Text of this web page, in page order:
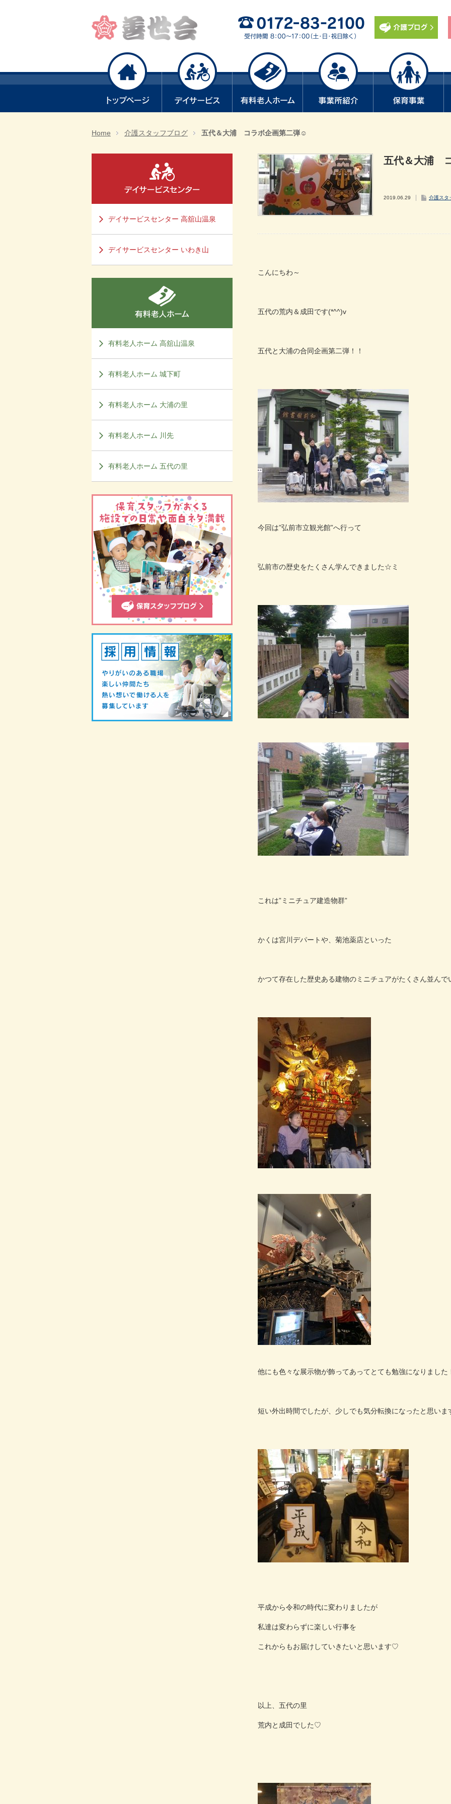
Home 介護スタッフブログ 五代＆大浦 コラボ企画第二弾☺
五代＆大浦
2019.06.29 介護スタ
こんにちわ～
五代の荒内＆成田です(*^^)v
五代と大浦の合同企画第二弾！！
今回は”弘前市立観光館”へ行って
弘前市の歴史をたくさん学んできました☆ミ
これは”ミニチュア建造物群”
かくは宮川デパートや、菊池薬店といった
かつて存在した歴史ある建物のミニチュアがたくさん並んで
他にも色々な展示物が飾ってあってとても勉強になりました
短い外出時間でしたが、少しでも気分転換になったと思いま
平成から令和の時代に変わりましたが
私達は変わらずに楽しい行事を
これからもお届けしていきたいと思います♡
以上、五代の里
荒内と成田でした♡
デイサービスセンター 高舘山温泉
デイサービスセンター いわき山
有料老人ホーム 高舘山温泉
有料老人ホーム 城下町
有料老人ホーム 大浦の里
有料老人ホーム 川先
有料老人ホーム 五代の里